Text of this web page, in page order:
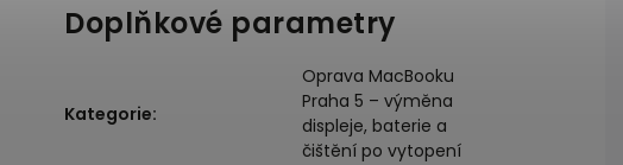
Doplňkové parametry
Kategorie:
Oprava MacBooku
Praha 5 – výměna
displeje, baterie a
čištění po vytopení